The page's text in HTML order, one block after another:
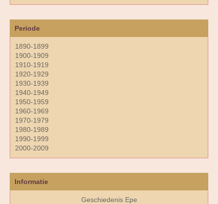
Periode
1890-1899
1900-1909
1910-1919
1920-1929
1930-1939
1940-1949
1950-1959
1960-1969
1970-1979
1980-1989
1990-1999
2000-2009
Informatie
Geschiedenis Epe